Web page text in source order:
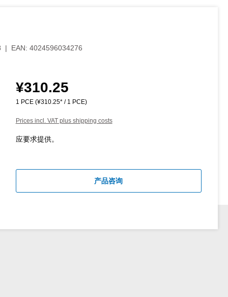
| EAN: 4024596034276
Regular price:
¥310.25
1 PCE (¥310.25* / 1 PCE)
Prices incl. VAT plus shipping costs
应要求提供。
产品咨询